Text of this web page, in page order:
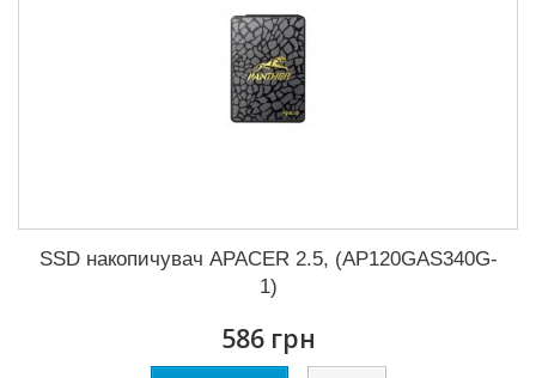
SSD накопичувач APACER 2.5, (AP120GAS340G-
1)
586 грн